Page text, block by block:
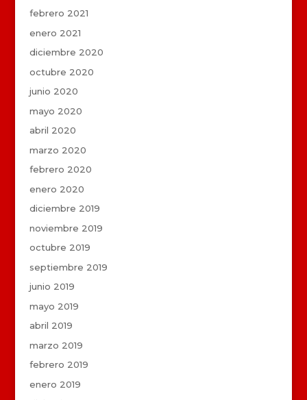
febrero 2021
enero 2021
diciembre 2020
octubre 2020
junio 2020
mayo 2020
abril 2020
marzo 2020
febrero 2020
enero 2020
diciembre 2019
noviembre 2019
octubre 2019
septiembre 2019
junio 2019
mayo 2019
abril 2019
marzo 2019
febrero 2019
enero 2019